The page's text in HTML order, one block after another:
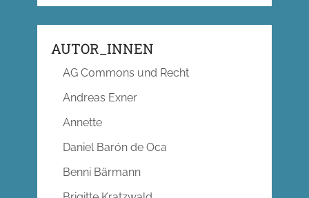
AUTOR_INNEN
AG Commons und Recht
Andreas Exner
Annette
Daniel Barón de Oca
Benni Bärmann